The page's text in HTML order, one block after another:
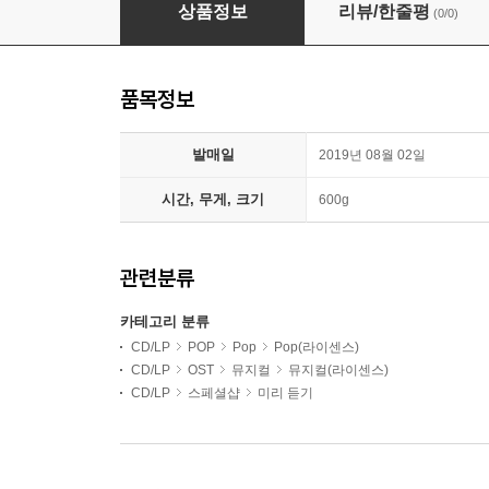
상품정보 리뷰/한줄평 (0/0)
품목정보
발매일 2019년 08월 02일
시간, 무게, 크기 600g
관련분류
카테고리 분류
CD/LP POP Pop
Pop(라이센스)
CD/LP
OST 뮤지컬
뮤지컬(라이센스)
CD/LP
스페셜샵 미리 듣기